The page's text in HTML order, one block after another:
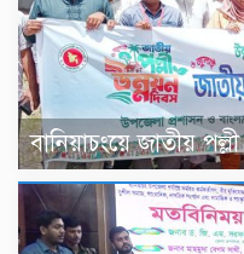
বানিয়াচংয়ে জাতীয়